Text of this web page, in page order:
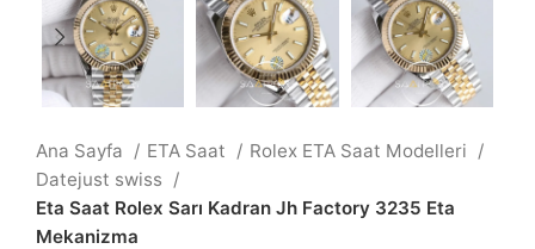
Ana Sayfa ETA Saat
Rolex ETA Saat Modelleri
Datejust swiss
Eta Saat Rolex Sarı Kadran Jh Factory 3235 Eta
Mekanizma